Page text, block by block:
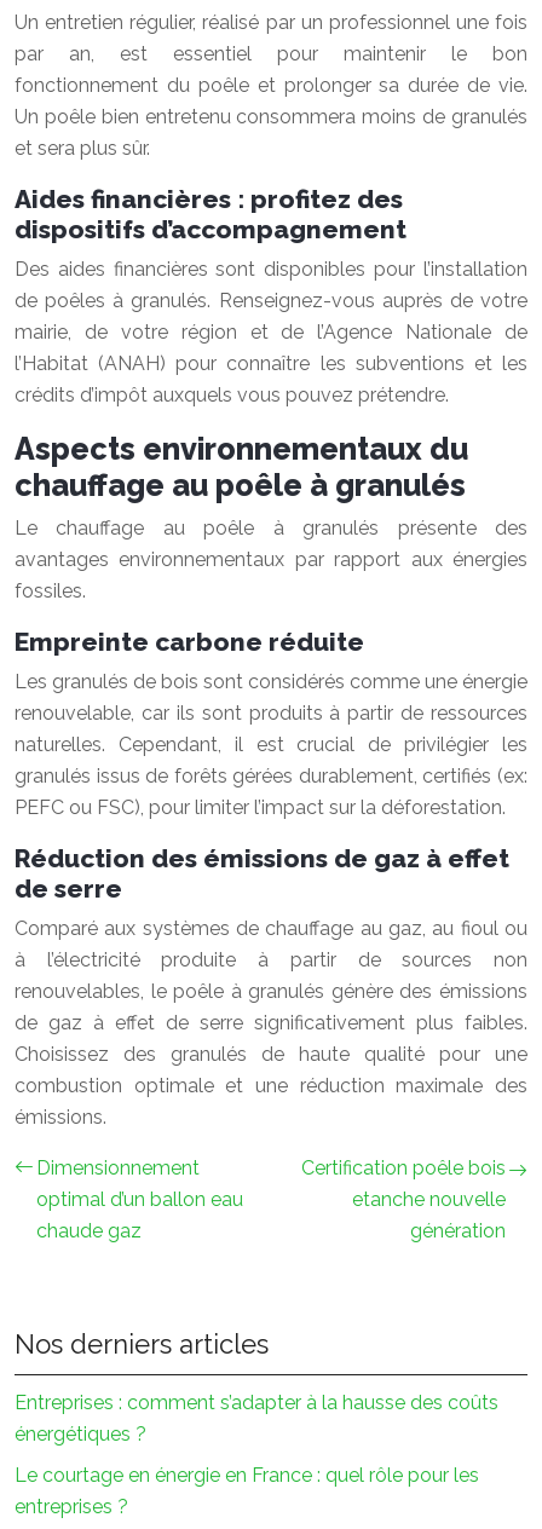
Un entretien régulier, réalisé par un professionnel une fois
par an, est essentiel pour maintenir le bon
fonctionnement du poêle et prolonger sa durée de vie.
Un poêle bien entretenu consommera moins de granulés
et sera plus sûr.
Aides financières : profitez des
dispositifs d’accompagnement
Des aides financières sont disponibles pour l’installation
de poêles à granulés. Renseignez-vous auprès de votre
mairie, de votre région et de l’Agence Nationale de
l’Habitat (ANAH) pour connaître les subventions et les
crédits d’impôt auxquels vous pouvez prétendre.
Aspects environnementaux du
chauffage au poêle à granulés
Le chauffage au poêle à granulés présente des
avantages environnementaux par rapport aux énergies
fossiles.
Empreinte carbone réduite
Les granulés de bois sont considérés comme une énergie
renouvelable, car ils sont produits à partir de ressources
naturelles. Cependant, il est crucial de privilégier les
granulés issus de forêts gérées durablement, certifiés (ex:
PEFC ou FSC), pour limiter l’impact sur la déforestation.
Réduction des émissions de gaz à effet
de serre
Comparé aux systèmes de chauffage au gaz, au fioul ou
à l’électricité produite à partir de sources non
renouvelables, le poêle à granulés génère des émissions
de gaz à effet de serre significativement plus faibles.
Choisissez des granulés de haute qualité pour une
combustion optimale et une réduction maximale des
émissions.
Dimensionnement
optimal d’un ballon eau
chaude gaz
Certification poêle bois
etanche nouvelle
génération
Nos derniers articles
Entreprises : comment s’adapter à la hausse des coûts
énergétiques ?
Le courtage en énergie en France : quel rôle pour les
entreprises ?